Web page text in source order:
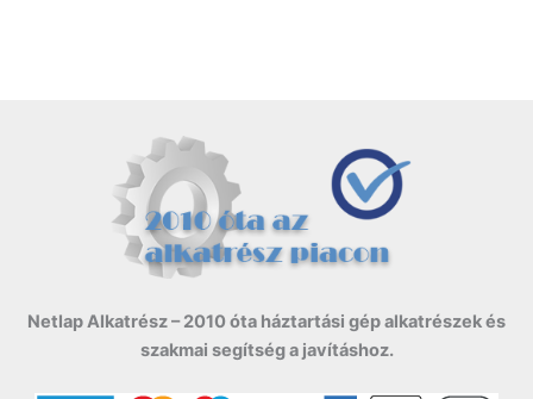
Netlap Alkatrész – 2010 óta háztartási gép alkatrészek és
szakmai segítség a javításhoz.